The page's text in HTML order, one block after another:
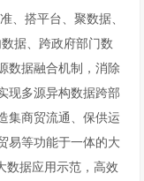
、搭平台、聚数据、
据、跨政府部门数
数据融合机制，消除
现多源异构数据跨部
集商贸流通、保供运
易等功能于一体的大
数据应用示范，高效